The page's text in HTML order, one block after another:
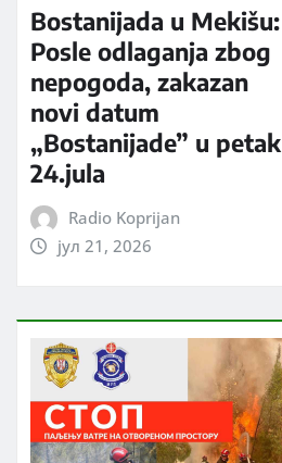
Bostanijada u Mekišu:
Posle odlaganja zbog
nepogoda, zakazan
novi datum
„Bostanijade” u petak
24.jula
Radio Koprijan
јул 21, 2026